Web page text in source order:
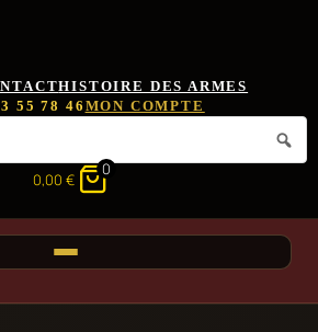
HISTOIRE DES ARMES
55 78 46 MON COMPTE
0,00 €
0